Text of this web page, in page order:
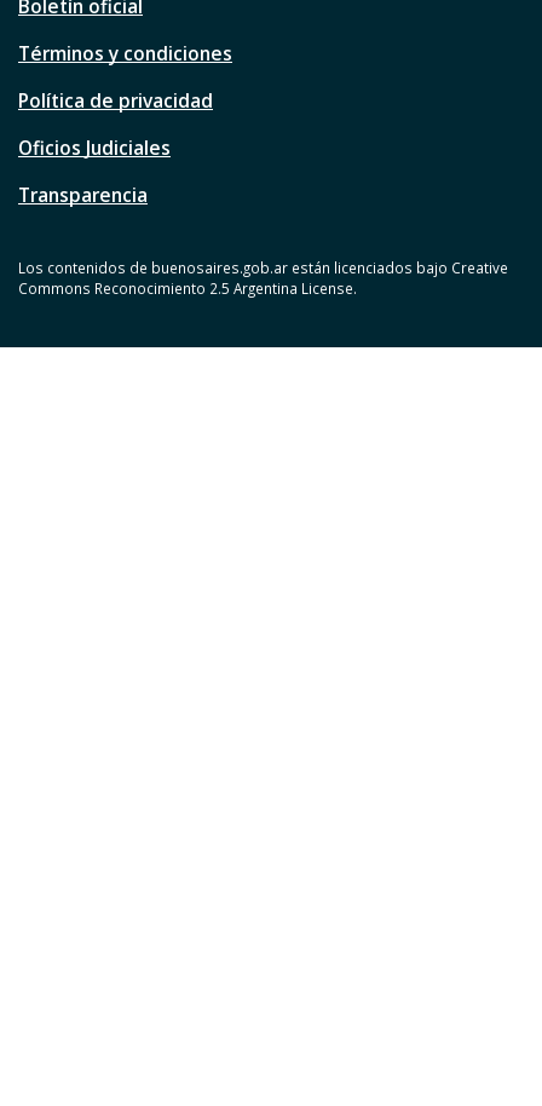
Boletín oficial
Términos y condiciones
Política de privacidad
Oficios Judiciales
Transparencia
Los contenidos de buenosaires.gob.ar están licenciados bajo Creative
Commons Reconocimiento 2.5 Argentina License.